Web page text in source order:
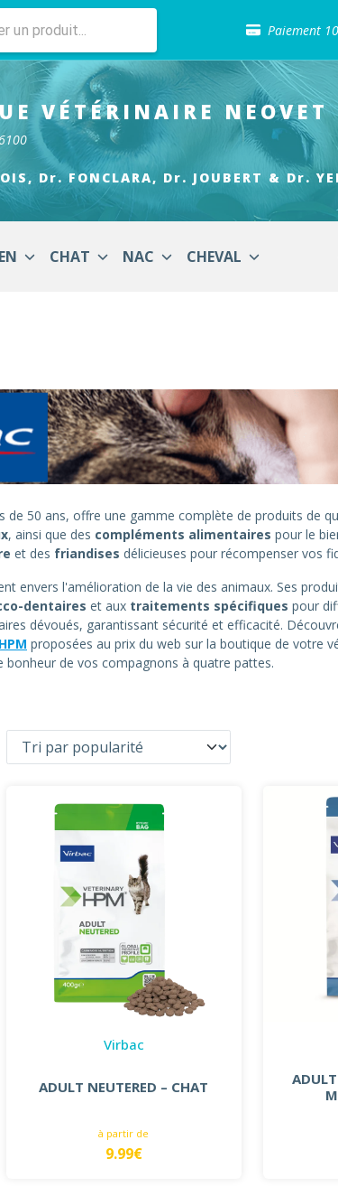
Paiement
Retour
Sélection de
Paiement
Livraison gratuite
Retour
Sélection de
VÉTÉRINAIRE NEOVET
Dr. FONCLARA, Dr. JOUBERT & Dr.
CHAT NAC CHEVAL
de 50 ans, offre une gamme complète de produits de
, ainsi que des compléments alimentaires pour le
et des friandises délicieuses pour récompenser vos
envers l'amélioration de la vie des animaux. Ses
dentaires et aux traitements spécifiques pour
dévoués, garantissant sécurité et efficacité.
proposées au prix du web sur la boutique de votre
bonheur de vos compagnons à quatre pattes.
Virbac
ADULT NEUTERED – CHAT
à partir de
9.99€